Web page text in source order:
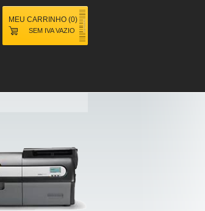
MEU CARRINHO (0)
SEM IVAVAZIO